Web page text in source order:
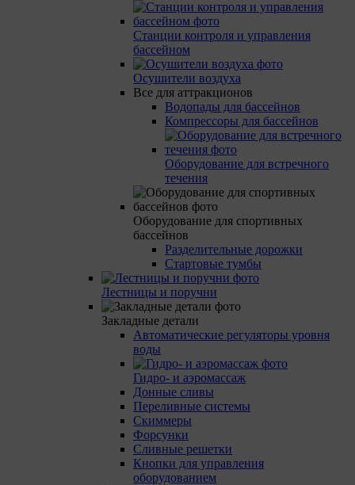
Станции контроля и управления
бассейном
Осушители воздуха
Все для аттракционов
Водопады для бассейнов
Компрессоры для бассейнов
Оборудование для встречного
течения
Оборудование для спортивных
бассейнов
Разделительные дорожки
Стартовые тумбы
Лестницы и поручни
Закладные детали
Автоматические регуляторы уровня
воды
Гидро- и аэромассаж
Донные сливы
Переливные системы
Скиммеры
Форсунки
Сливные решетки
Кнопки для управления
оборудованием